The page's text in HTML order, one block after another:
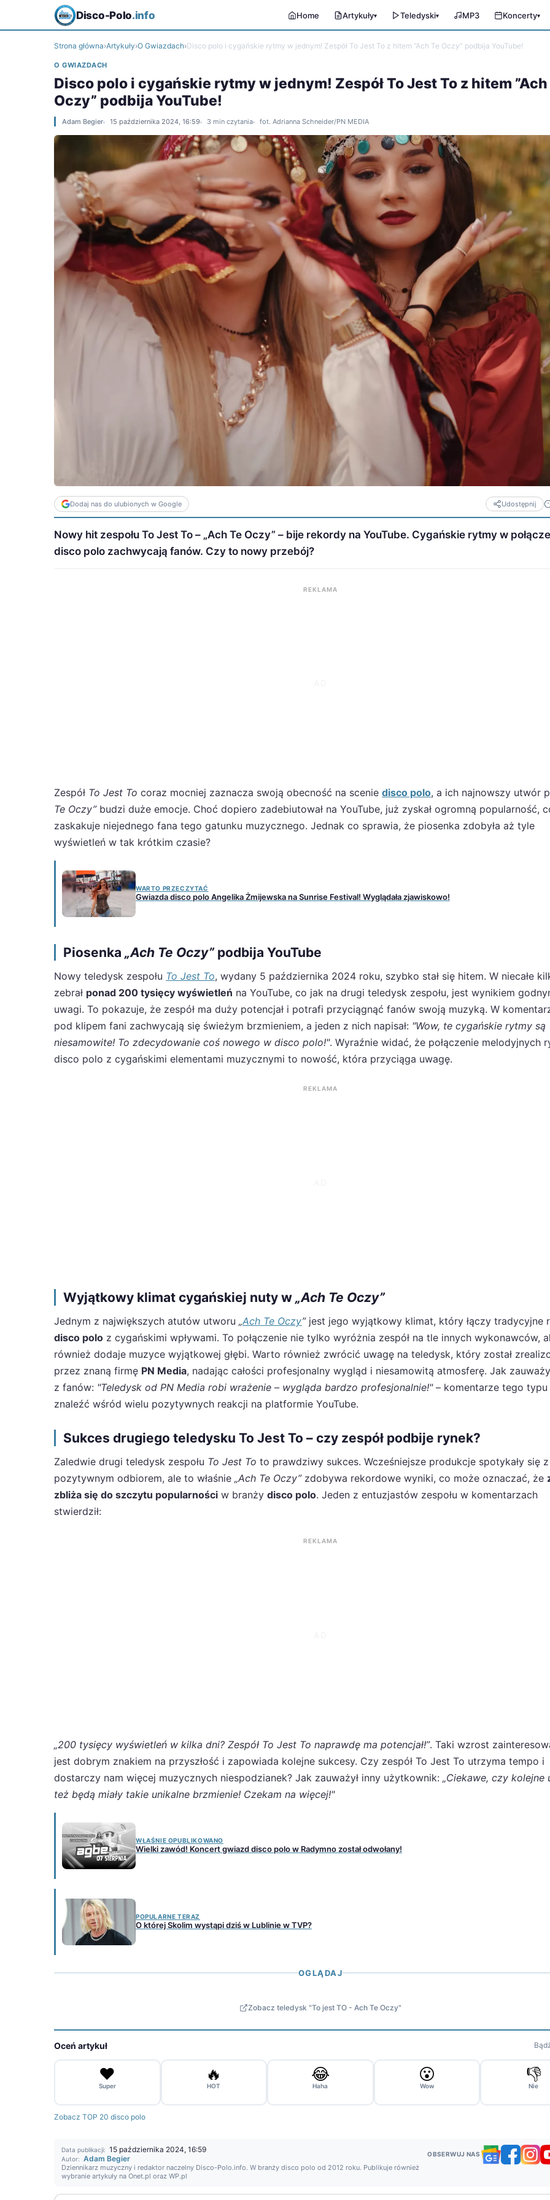
Disco-Polo.info Home Artykuły▾ Teledyski▾ MP3 Koncerty▾
Strona główna›Artykuły›O Gwiazdach›Disco polo i cygańskie rytmy w jednym! Zespół To Jest To z hitem ”Ach Te Oczy” podbija YouTube!
O GWIAZDACH
Disco polo i cygańskie rytmy w jednym! Zespół To Jest To z hitem ”Ach
Oczy” podbija YouTube!
Adam Begier 15 października 2024, 16:59 3 min czytania fot. Adrianna Schneider/PN MEDIA
Dodaj nas do ulubionych w Google Udostępnij
Nowy hit zespołu To Jest To – „Ach Te Oczy” – bije rekordy na YouTube. Cygańskie rytmy w
disco polo zachwycają fanów. Czy to nowy przebój?
REKLAMA
Zespół To Jest To coraz mocniej zaznacza swoją obecność na scenie disco polo, a ich najnowszy utwór
Te Oczy”budzi duże emocje. Choć dopiero zadebiutował na YouTube, już zyskał ogromną popularność,
zaskakuje niejednego fana tego gatunku muzycznego. Jednak co sprawia, że piosenka zdobyła aż tyle
wyświetleń w tak krótkim czasie?
WARTO PRZECZYTAĆ
Gwiazda disco polo Angelika Żmijewska na Sunrise Festival! Wyglądała zjawiskowo!
Piosenka „Ach Te Oczy”podbija YouTube
Nowy teledysk zespołu To Jest To, wydany 5 października 2024 roku, szybko stał się hitem. W niecałe
zebrał ponad 200 tysięcy wyświetleń na YouTube, co jak na drugi teledysk zespołu, jest wynikiem
uwagi. To pokazuje, że zespół ma duży potencjał i potrafi przyciągnąć fanów swoją muzyką. W
pod klipem fani zachwycają się świeżym brzmieniem, a jeden z nich napisał: "Wow, te cygańskie rytmy są
niesamowite! To zdecydowanie coś nowego w disco polo!". Wyraźnie widać, że połączenie melodyjnych
disco polo z cygańskimi elementami muzycznymi to nowość, która przyciąga uwagę.
REKLAMA
Wyjątkowy klimat cygańskiej nuty w „Ach Te Oczy”
Jednym z największych atutów utworu „Ach Te Oczy”jest jego wyjątkowy klimat, który łączy tradycyjne
disco polo z cygańskimi wpływami. To połączenie nie tylko wyróżnia zespół na tle innych wykonawców,
również dodaje muzyce wyjątkowej głębi. Warto również zwrócić uwagę na teledysk, który został
przez znaną firmę PN Media, nadając całości profesjonalny wygląd i niesamowitą atmosferę. Jak
z fanów: "Teledysk od PN Media robi wrażenie – wygląda bardzo profesjonalnie!"– komentarze tego typu
znaleźć wśród wielu pozytywnych reakcji na platformie YouTube.
Sukces drugiego teledysku To Jest To – czy zespół podbije rynek?
Zaledwie drugi teledysk zespołu To Jest To to prawdziwy sukces. Wcześniejsze produkcje spotykały się z
pozytywnym odbiorem, ale to właśnie „Ach Te Oczy”zdobywa rekordowe wyniki, co może oznaczać, że
zbliża się do szczytu popularności w branży disco polo. Jeden z entuzjastów zespołu w komentarzach
stwierdził:
REKLAMA
„200 tysięcy wyświetleń w kilka dni? Zespół To Jest To naprawdę ma potencjał!”. Taki wzrost
jest dobrym znakiem na przyszłość i zapowiada kolejne sukcesy. Czy zespół To Jest To utrzyma tempo i
dostarczy nam więcej muzycznych niespodzianek? Jak zauważył inny użytkownik: „Ciekawe, czy kolejne
też będą miały takie unikalne brzmienie! Czekam na więcej!"
WŁAŚNIE OPUBLIKOWANO
Wielki zawód! Koncert gwiazd disco polo w Radymno został odwołany!
POPULARNE TERAZ
O której Skolim wystąpi dziś w Lublinie w TVP?
OGLĄDAJ
Zobacz teledysk "To jest TO - Ach Te Oczy"
Oceń artykuł
❤️
Super
🔥
HOT
😂
Haha
😮
Wow
👎
Nie
Zobacz TOP 20 disco polo
Data publikacji: 15 października 2024, 16:59
Autor: Adam Begier
Dziennikarz muzyczny i redaktor naczelny Disco-Polo.info. W branży disco polo od 2012 roku. Publikuje również
wybranie artykuły na Onet.pl oraz WP.pl
OBSERWUJ NAS